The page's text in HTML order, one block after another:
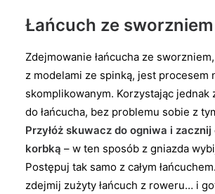
Łańcuch ze sworzniem
Zdejmowanie łańcucha ze
z modelami ze spinką, jest procesem
skomplikowanym. Korzystając jednak
do łańcucha, bez problemu sobie z
Przyłóż skuwacz do ogniwa i
korbką – w ten sposób z gniazda
Postępuj tak samo z całym
zdejmij zużyty łańcuch z roweru… i